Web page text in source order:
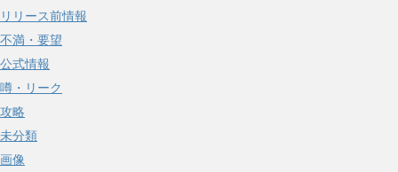
リリース前情報
不満・要望
公式情報
噂・リーク
攻略
未分類
画像